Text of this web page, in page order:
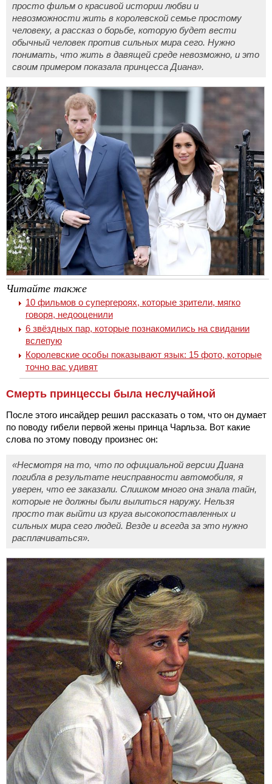
просто фильм о красивой истории любви и
невозможности жить в королевской семье простому
человеку, а рассказ о борьбе, которую будет вести
обычный человек против сильных мира сего. Нужно
понимать, что жить в давящей среде невозможно, и это
своим примером показала принцесса Диана».
Читайте также
10 фильмов о супергероях, которые зрители, мягко
говоря, недооценили
6 звёздных пар, которые познакомились на свидании
вслепую
Королевские особы показывают язык: 15 фото, которые
точно вас удивят
Смерть принцессы была неслучайной
После этого инсайдер решил рассказать о том, что он думает
по поводу гибели первой жены принца Чарльза. Вот какие
слова по этому поводу произнес он:
«Несмотря на то, что по официальной версии Диана
погибла в результате неисправности автомобиля, я
уверен, что ее заказали. Слишком много она знала тайн,
которые не должны были вылиться наружу. Нельзя
просто так выйти из круга высокопоставленных и
сильных мира сего людей. Везде и всегда за это нужно
расплачиваться».